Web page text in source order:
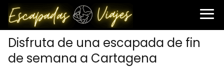
Disfruta de una escapada de fin
de semana a Cartagena